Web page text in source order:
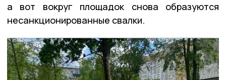
а вот вокруг площадок снова образуются
несанкционированные свалки.